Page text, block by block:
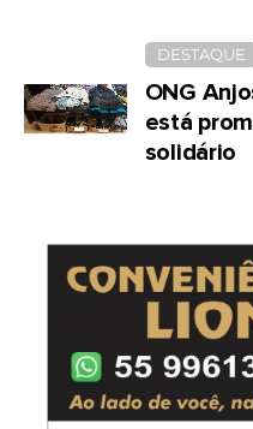
DESTAQUE
ONG
está
solidário